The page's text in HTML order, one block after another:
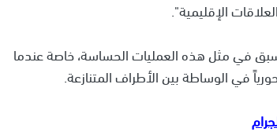
الإقليمية".
في مثل هذه العمليات الحساسة، خاصة عندما
في الوساطة بين الأطراف المتنازعة.